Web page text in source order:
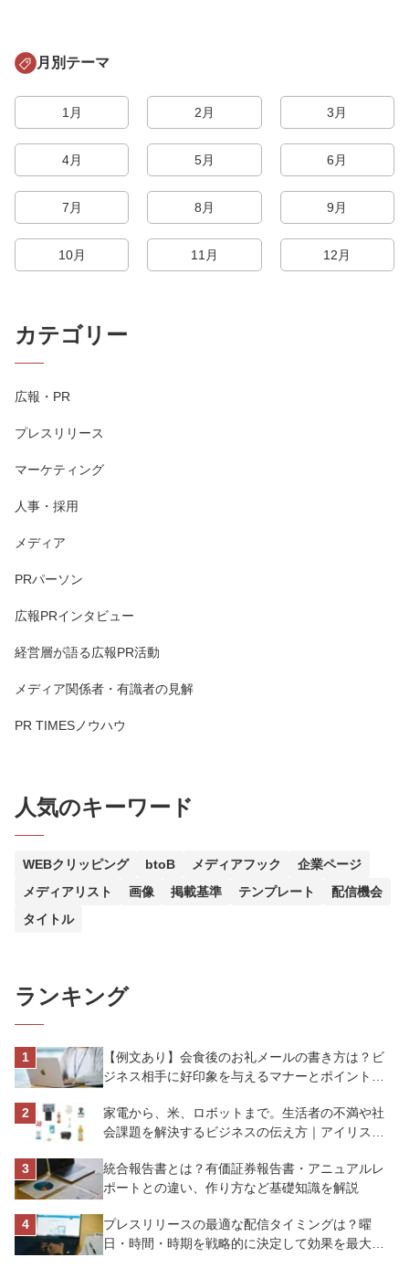
月別テーマ
1月 2月 3月
4月 5月 6月
7月 8月 9月
10月 11月 12月
カテゴリー
広報・PR
プレスリリース
マーケティング
人事・採用
メディア
PRパーソン
広報PRインタビュー
経営層が語る広報PR活動
メディア関係者・有識者の見解
PR TIMESノウハウ
人気のキーワード
WEBクリッピング btoB メディアフック
企業ページ
メディアリスト
画像 掲載基準 テンプレート
配信機会
タイトル
ランキング
【例文あり】会食後のお礼メールの書き方は？ビ
ジネス相手に好印象を与えるマナーとポイントを
家電から、米、ロボットまで。生活者の不満や社
会課題を解決するビジネスの伝え方｜アイリスオ
統合報告書とは？有価証券報告書・アニュアルレ
ポートとの違い、作り方など基礎知識を解説
プレスリリースの最適な配信タイミングは？曜
日・時間・時期を戦略的に決定して効果を最大化